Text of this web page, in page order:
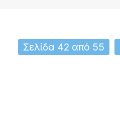
Σελίδα 42 από 55